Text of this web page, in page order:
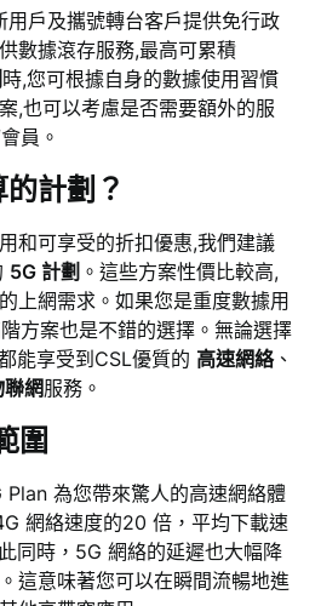
用戶及攜號轉台客戶提供免行政
數據滾存服務,最高可累積
時,您可根據自身的數據使用習慣
,也可以考慮是否需要額外的服
員。
計劃？
和可享受的折扣優惠,我們建議
5G 計劃 。這些方案性價比較高,
上網需求。如果您是重度數據用
方案也是不錯的選擇。無論選擇
能享受到CSL優質的 高速網絡、
網服務。
圍
為您帶來驚人的高速網絡體
網絡速度的20 倍，平均下載速
同時，5G 網絡的延遲也大幅降
這意味著您可以在瞬間流暢地進